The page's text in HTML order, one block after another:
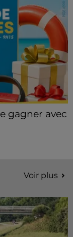
gagner avec
Voir plus